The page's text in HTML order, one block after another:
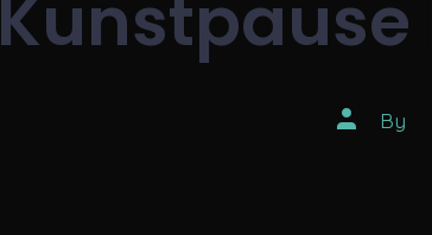
Kunstpause
Post
author
By